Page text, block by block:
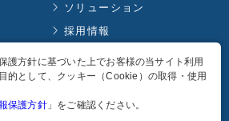
ソリューション
採用情報
English
護方針に基づいた上でお客様の当サイト利用
的として、クッキー（Cookie）の取得・使用
保護方針」をご確認ください。